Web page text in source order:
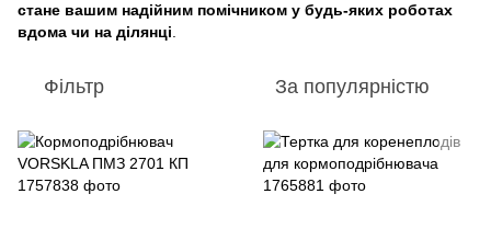
стане вашим надійним помічником у будь-яких роботах
вдома чи на ділянці.
Фільтр За популярністю